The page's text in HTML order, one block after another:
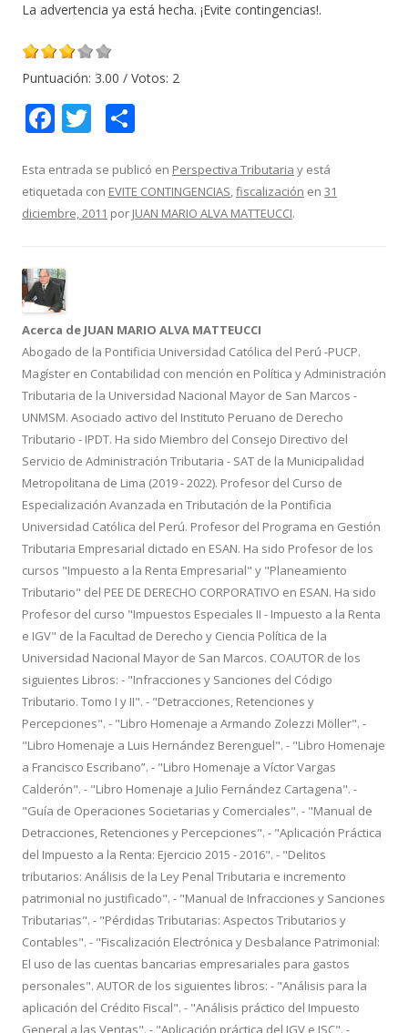
La advertencia ya está hecha. ¡Evite contingencias!.
Puntuación: 3.00 / Votos: 2
F
e
b
o
k
T
itt
er
m
p
Esta entrada se publicó en Perspectiva Tributaria y está
etiquetada con EVITE CONTINGENCIAS,fiscalización en 31
diciembre, 2011 por JUAN MARIO ALVA MATTEUCCI.
Acerca de JUAN MARIO ALVA MATTEUCCI
Abogado de la Pontificia Universidad Católica del Perú -PUCP.
Magíster en Contabilidad con mención en Política y Administración
Tributaria de la Universidad Nacional Mayor de San Marcos -
UNMSM. Asociado activo del Instituto Peruano de Derecho
Tributario - IPDT. Ha sido Miembro del Consejo Directivo del
Servicio de Administración Tributaria - SAT de la Municipalidad
Metropolitana de Lima (2019 - 2022). Profesor del Curso de
Especialización Avanzada en Tributación de la Pontificia
Universidad Católica del Perú. Profesor del Programa en Gestión
Tributaria Empresarial dictado en ESAN. Ha sido Profesor de los
cursos "Impuesto a la Renta Empresarial" y "Planeamiento
Tributario" del PEE DE DERECHO CORPORATIVO en ESAN. Ha sido
Profesor del curso "Impuestos Especiales II - Impuesto a la Renta
e IGV" de la Facultad de Derecho y Ciencia Política de la
Universidad Nacional Mayor de San Marcos. COAUTOR de los
siguientes Libros: - "Infracciones y Sanciones del Código
Tributario. Tomo I y II". - "Detracciones, Retenciones y
Percepciones". - "Libro Homenaje a Armando Zolezzi Möller". -
"Libro Homenaje a Luis Hernández Berenguel". - "Libro Homenaje
a Francisco Escribano”. - "Libro Homenaje a Víctor Vargas
Calderón". - "Libro Homenaje a Julio Fernández Cartagena". -
"Guía de Operaciones Societarias y Comerciales". - "Manual de
Detracciones, Retenciones y Percepciones". - "Aplicación Práctica
del Impuesto a la Renta: Ejercicio 2015 - 2016". - "Delitos
tributarios: Análisis de la Ley Penal Tributaria e incremento
patrimonial no justificado". - "Manual de Infracciones y Sanciones
Tributarias". - "Pérdidas Tributarias: Aspectos Tributarios y
Contables". - "Fiscalización Electrónica y Desbalance Patrimonial:
El uso de las cuentas bancarias empresariales para gastos
personales". AUTOR de los siguientes libros: - "Análisis para la
aplicación del Crédito Fiscal". - "Análisis práctico del Impuesto
General a las Ventas". - "Aplicación práctica del IGV e ISC". -